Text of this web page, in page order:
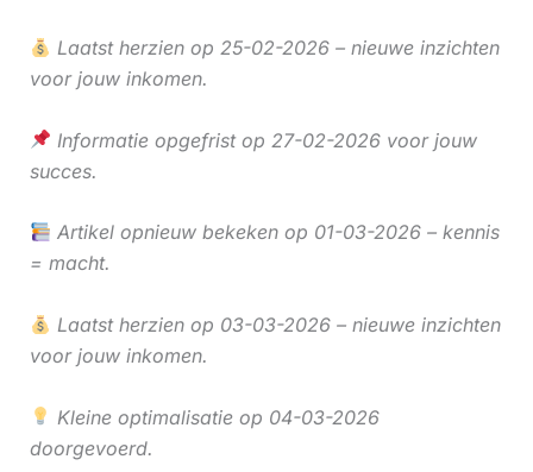
Laatst herzien op 25-02-2026 – nieuwe inzichten
voor jouw inkomen.
Informatie opgefrist op 27-02-2026 voor jouw
succes.
Artikel opnieuw bekeken op 01-03-2026 – kennis
= macht.
Laatst herzien op 03-03-2026 – nieuwe inzichten
voor jouw inkomen.
Kleine optimalisatie op 04-03-2026
doorgevoerd.